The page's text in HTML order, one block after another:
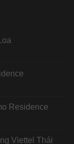
Residence
Viettel Thái